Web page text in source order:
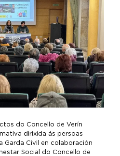
do Concello de Verín
dirixida ás persoas
Garda Civil en colaboración
Social do Concello de